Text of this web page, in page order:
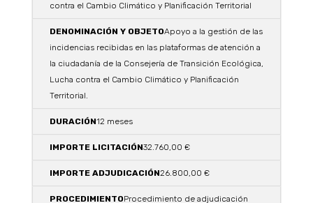
contra el Cambio Climático y Planificación Territorial
Apoyo a la gestión de las
incidencias recibidas en las plataformas de atención a
la ciudadanía de la Consejería de Transición Ecológica,
Lucha contra el Cambio Climático y Planificación
Territorial.
12 meses
32.760,00 €
26.800,00 €
Procedimiento de adjudicación